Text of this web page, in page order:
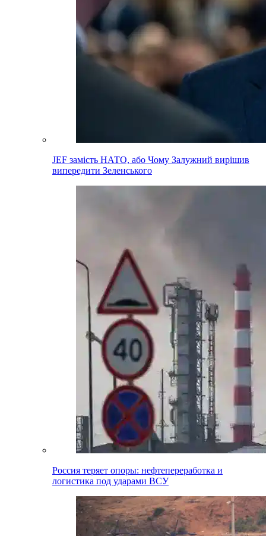
JEF замість НАТО, або Чому Залужний вирішив
випередити Зеленського
Россия теряет опоры: нефтепереработка и
логистика под ударами ВСУ